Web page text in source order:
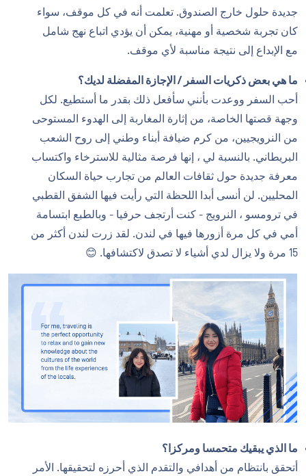
جديدة حلول خارج الصندوق. تعلمت أنه في كل موقف، سواء
كان تجربة شخصية أو مهنية، يمكن أن يؤدي اتباع نهج شامل
مع الإبداع إلى نتيجة مناسبة لأي موقف.
ما هي بعض ذكريات السفر / الإجازة المفضلة لديك؟
أحب السفر ووعدت بأنني سأفعل ذلك بقدر ما أستطيع. لكل
وجهة قصتها الخاصة، من إثارة المغاربة إلى الهدوء المستوحى
من النرويجيين، من كرم ضيافة أبناء وطني إلى روح الشعب
البريطاني. بالنسبة لي ، إنها فرصة مثالية للاسترخاء واكتساب
معرفة جديدة حول ثقافات العالم من تجارب حياة السكان
المحليين. لن أنسى أبدا اللحظة التي رأيت فيها الشفق القطبي
في ترومسو ، النرويج - كنت أرتجف حرفيا - وبالطبع ابتسامة
أمي في كل مرة أزورها فيها في لندن. لقد زرت لندن أكثر من
15 مرة ولا يزال لدي أشياء لا تصدق لاكتشافها. 😊
ما الذي يبقيك متحمسا ومركزا؟
أتحقق بانتظام من أهدافي والتقدم الذي أحرزه لتحقيقها. الأمر